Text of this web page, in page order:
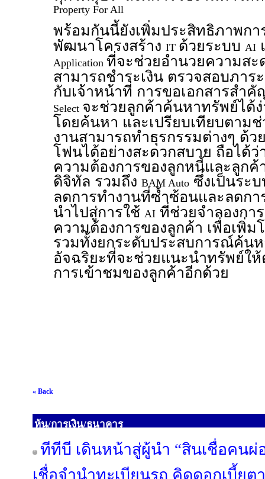
Property For All
พร้อมกันนี้ยังเพิ่มประสิทธิภาพก
พัฒนาโครงสร้าง IT ด้วยระบบ AI
Application ที่จะช่วยอำนวยความสะ
สามารถชำระเงิน ตรวจสอบภาร
กับเจ้าหน้าที่ การขอเอกสารสำ
Select จะช่วยลูกค้าค้นหาทรัพย์ได้
โดยค้นหา และเปรียบเทียบตาม
งานสามารถทำธุรกรรมต่างๆ ด้ว
โฟนได้อย่างสะดวกสบาย ถือได้ว่
ความต้องการของลูกหนี้และลูก
ดิจิทัล รวมถึง BAM Auto ซึ่งเป็นระ
ลดการทำงานที่ซ้ำซ้อนและลดก
นำไปสู่การใช้ AI ที่ช่วยจำลองกา
ความต้องการของลูกค้า เพื่อเพิ่
รวมทั้งยกระดับประสบการณ์ค้น
อัจฉริยะที่จะช่วยแนะนำทรัพย์ให้
การเข้าชมของลูกค้าอีกด้วย
« Back
หุ้น/การเงิน/ธนาคาร
ทีทีบี เดินหน้าสู่ผู้นำ “สินเชื่อคน
เชื่อจำนำทะเบียนรถ คิดดอกเบี้ย